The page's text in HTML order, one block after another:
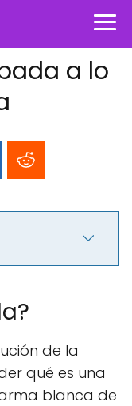
a lo
de la
qué es una
blanca de